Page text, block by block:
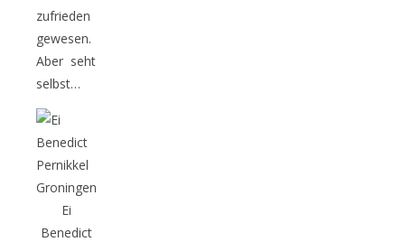
zufrieden
gewesen.
Aber seht
selbst…
Ei
Benedict